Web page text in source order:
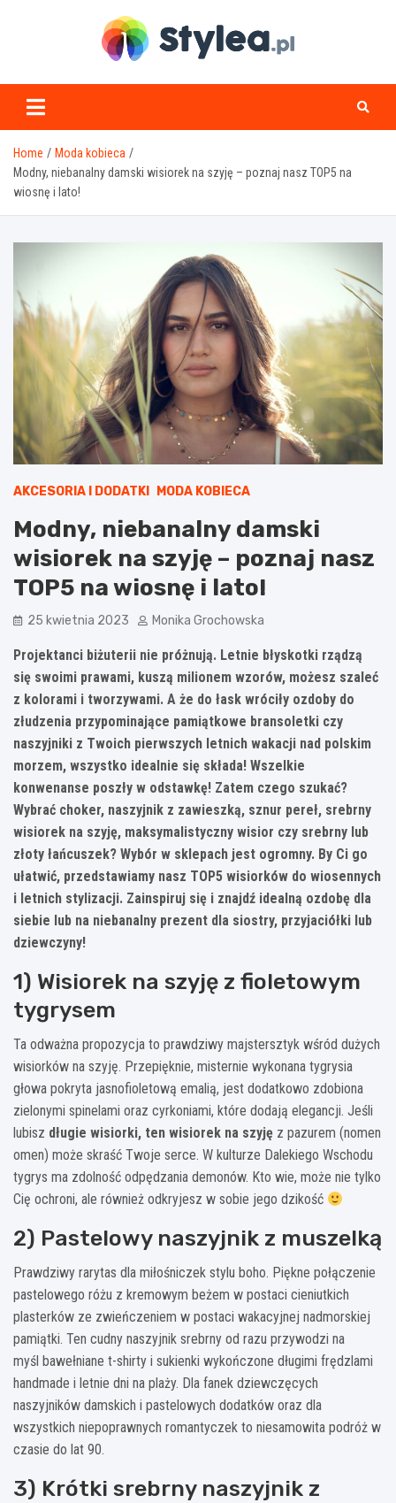
stylea.pl
Home
Moda kobieca
Modny, niebanalny damski wisiorek na szyję – poznaj nasz TOP5 na
wiosnę i lato!
AKCESORIA I DODATKI MODA KOBIECA
Modny, niebanalny damski
wisiorek na szyję – poznaj nasz
TOP5 na wiosnę i lato!
25 kwietnia 2023 Monika Grochowska
Projektanci biżuterii nie próżnują. Letnie błyskotki rządzą
się swoimi prawami, kuszą milionem wzorów, możesz szaleć
z kolorami i tworzywami. A że do łask wróciły ozdoby do
złudzenia przypominające pamiątkowe bransoletki czy
naszyjniki z Twoich pierwszych letnich wakacji nad polskim
morzem, wszystko idealnie się składa! Wszelkie
konwenanse poszły w odstawkę! Zatem czego szukać?
Wybrać choker, naszyjnik z zawieszką, sznur pereł, srebrny
wisiorek na szyję, maksymalistyczny wisior czy srebrny lub
złoty łańcuszek? Wybór w sklepach jest ogromny. By Ci go
ułatwić, przedstawiamy nasz TOP5 wisiorków do wiosennych
i letnich stylizacji. Zainspiruj się i znajdź idealną ozdobę dla
siebie lub na niebanalny prezent dla siostry, przyjaciółki lub
dziewczyny!
1) Wisiorek na szyję z fioletowym
tygrysem
Ta odważna propozycja to prawdziwy majstersztyk wśród dużych
wisiorków na szyję. Przepięknie, misternie wykonana tygrysia
głowa pokryta jasnofioletową emalią, jest dodatkowo zdobiona
zielonymi spinelami oraz cyrkoniami, które dodają elegancji. Jeśli
lubisz długie wisiorki, ten wisiorek na szyję z pazurem (nomen
omen) może skraść Twoje serce. W kulturze Dalekiego Wschodu
tygrys ma zdolność odpędzania demonów. Kto wie, może nie tylko
Cię ochroni, ale również odkryjesz w sobie jego dzikość
2) Pastelowy naszyjnik z muszelką
Prawdziwy rarytas dla miłośniczek stylu boho. Piękne połączenie
pastelowego różu z kremowym beżem w postaci cieniutkich
plasterków ze zwieńczeniem w postaci wakacyjnej nadmorskiej
pamiątki. Ten cudny naszyjnik srebrny od razu przywodzi na
myśl bawełniane t-shirty i sukienki wykończone długimi frędzlami
handmade i letnie dni na plaży. Dla fanek dziewczęcych
naszyjników damskich i pastelowych dodatków oraz dla
wszystkich niepoprawnych romantyczek to niesamowita podróż w
czasie do lat 90.
3) Krótki srebrny naszyjnik z